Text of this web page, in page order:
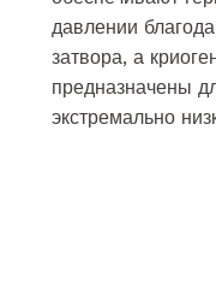
давлении
затвора, а
предназначены
экстремально